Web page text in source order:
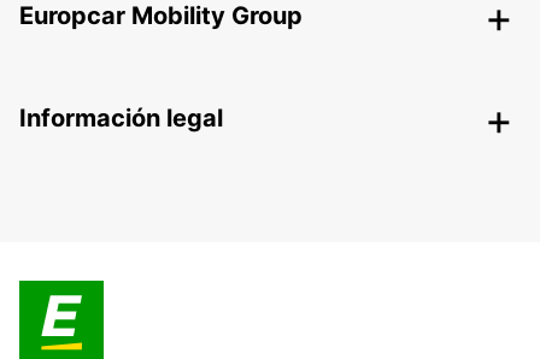
Europcar Mobility Group
Información legal